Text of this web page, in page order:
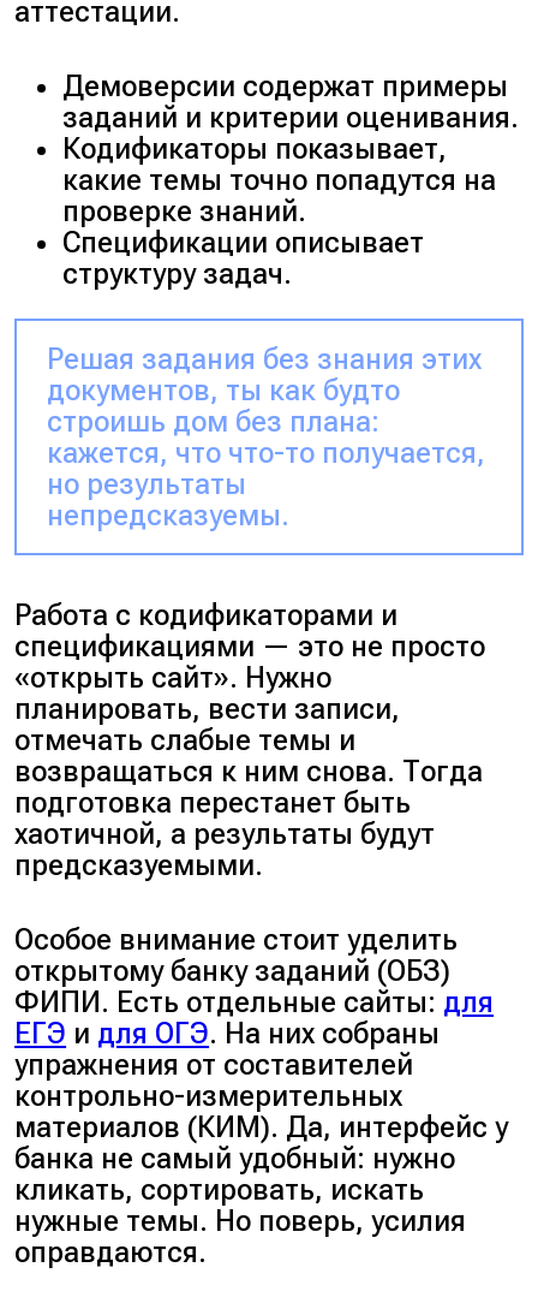
аттестации.
Демоверсии содержат примеры
заданий и критерии оценивания.
Кодификаторы показывает,
какие темы точно попадутся на
проверке знаний.
Спецификации описывает
структуру задач.
Решая задания без знания этих
документов, ты как будто
строишь дом без плана:
кажется, что что-то получается,
но результаты
непредсказуемы.
Работа с кодификаторами и
спецификациями — это не просто
«открыть сайт». Нужно
планировать, вести записи,
отмечать слабые темы и
возвращаться к ним снова. Тогда
подготовка перестанет быть
хаотичной, а результаты будут
предсказуемыми.
Особое внимание стоит уделить
открытому банку заданий (ОБЗ)
ФИПИ. Есть отдельные сайты: для
ЕГЭ и для ОГЭ. На них собраны
упражнения от составителей
контрольно-измерительных
материалов (КИМ). Да, интерфейс у
банка не самый удобный: нужно
кликать, сортировать, искать
нужные темы. Но поверь, усилия
оправдаются.